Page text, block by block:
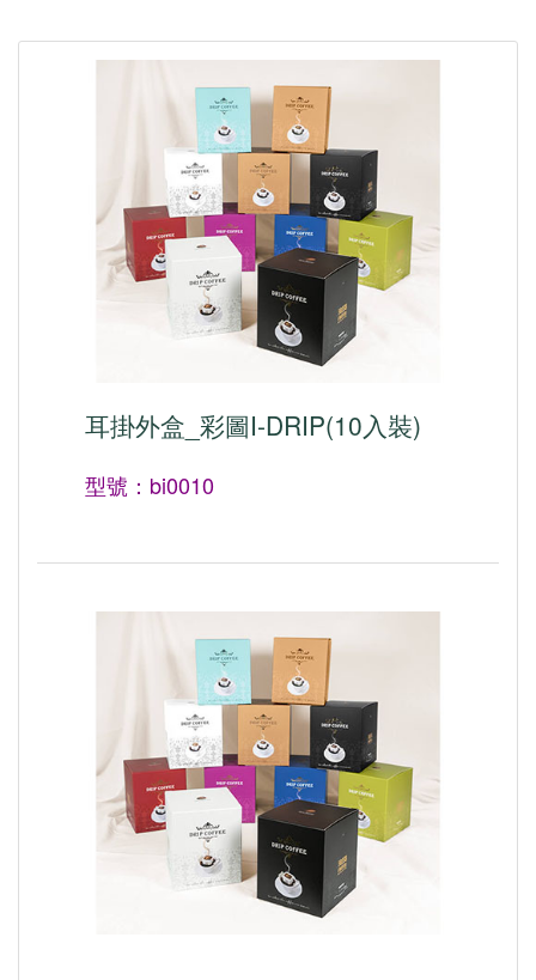
耳掛外盒_彩圖I-DRIP(10入裝)
型號：bi0010